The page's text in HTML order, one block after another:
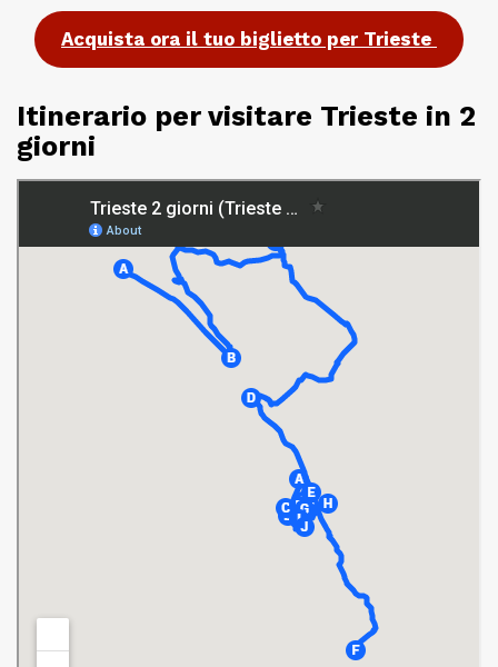
Acquista ora il tuo biglietto per Trieste
Itinerario per visitare Trieste in 2
giorni